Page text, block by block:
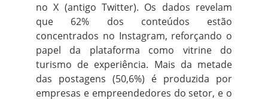
no X (antigo Twitter). Os dados revelam
que 62% dos conteúdos estão
concentrados no Instagram, reforçando o
papel da plataforma como vitrine do
turismo de experiência. Mais da metade
das postagens (50,6%) é produzida por
empresas e empreendedores do setor, e o